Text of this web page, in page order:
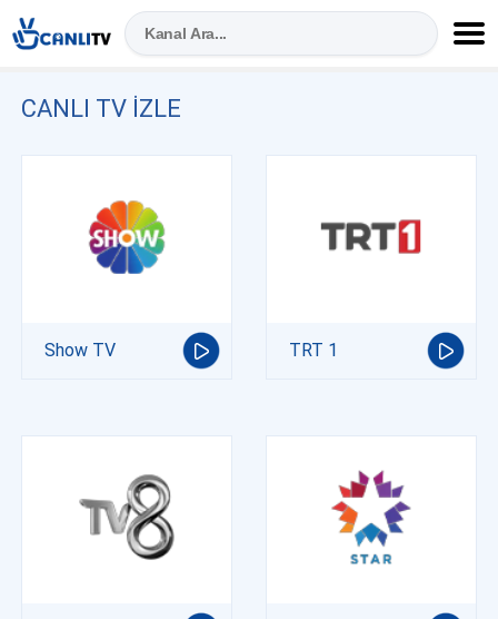
CANLI TV IZLE
Show TV TRT 1